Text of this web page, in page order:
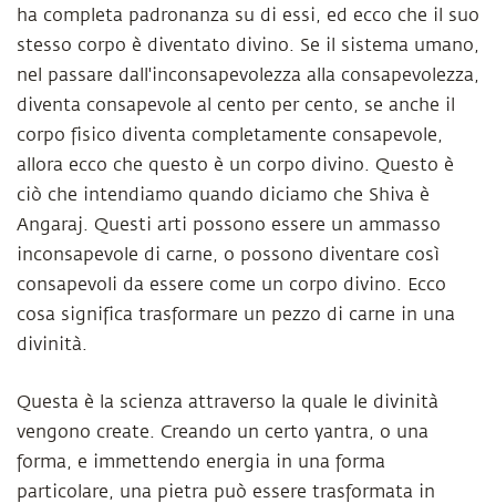
ha completa padronanza su di essi, ed ecco che il suo
stesso corpo è diventato divino. Se il sistema umano,
nel passare dall'inconsapevolezza alla consapevolezza,
diventa consapevole al cento per cento, se anche il
corpo fisico diventa completamente consapevole,
allora ecco che questo è un corpo divino. Questo è
ciò che intendiamo quando diciamo che Shiva è
Angaraj. Questi arti possono essere un ammasso
inconsapevole di carne, o possono diventare così
consapevoli da essere come un corpo divino. Ecco
cosa significa trasformare un pezzo di carne in una
divinità.
Questa è la scienza attraverso la quale le divinità
vengono create. Creando un certo yantra, o una
forma, e immettendo energia in una forma
particolare, una pietra può essere trasformata in